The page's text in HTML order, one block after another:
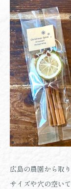
広島の農園から取
サイズや穴の空い